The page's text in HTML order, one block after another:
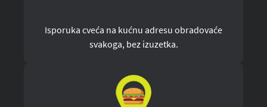
Isporuka cveća na kućnu adresu obradovaće
svakoga, bez izuzetka.